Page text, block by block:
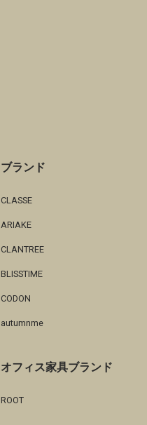
ブランド
CLASSE
ARIAKE
CLANTREE
BLISSTIME
CODON
autumnme
オフィス家具ブランド
ROOT